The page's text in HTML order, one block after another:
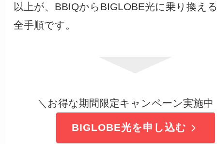
以上が、BBIQからBIGLOBE光に乗り換え
全手順です。
＼お得な期間限定キャンペーン実施中
BIGLOBE光を申し込む